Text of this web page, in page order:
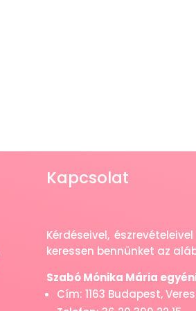
Kapcsolat
Kérdéseivel,
keressen bennünket az
Szabó Mónika Mária
Cím: 1163 Budapest,